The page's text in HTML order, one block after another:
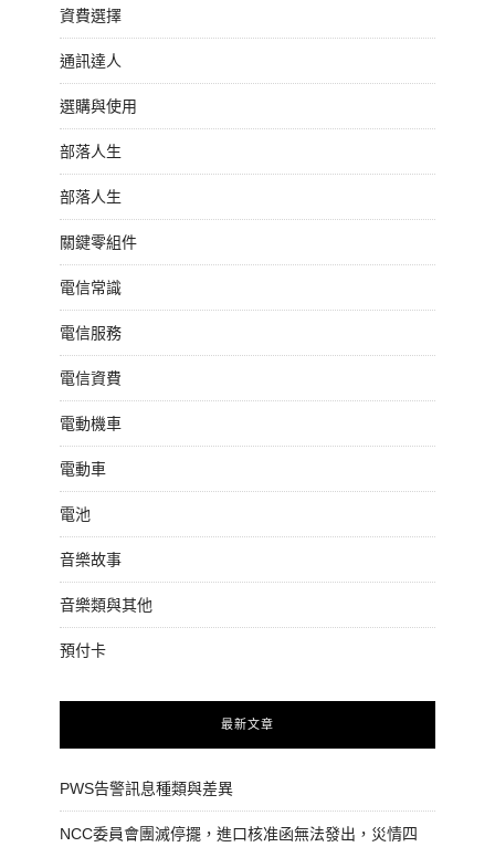
資費選擇
通訊達人
選購與使用
部落人生
部落人生
關鍵零組件
電信常識
電信服務
電信資費
電動機車
電動車
電池
音樂故事
音樂類與其他
預付卡
最新文章
PWS告警訊息種類與差異
NCC委員會團滅停擺，進口核准函無法發出，災情四